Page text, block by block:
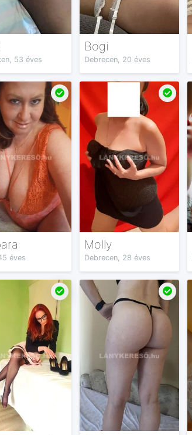
53 éves
Bogi
Debrecen, 20 éves
éves
Molly
Debrecen, 28 éves